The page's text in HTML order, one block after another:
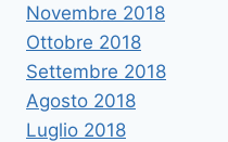
Novembre 2018
Ottobre 2018
Settembre 2018
Agosto 2018
Luglio 2018